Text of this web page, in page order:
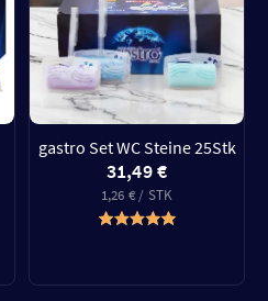
gastro Set WC Steine 25Stk
31,49 €
1,26 € / STK